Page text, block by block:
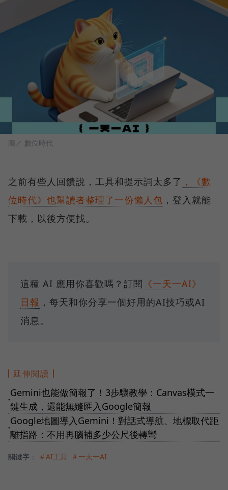
圖／ 數位時代
之前有些人回饋說，工具和提示詞太多了 ，《數
位時代》也幫讀者整理了一份懶人包 ，登入就能
下載，以後方便找。
這種 AI 應用你喜歡嗎？訂閱 《一天一AI》
日報 ，每天和你分享一個好用的AI技巧或AI
消息。
延伸閱讀
●
Gemini也能做簡報了！3步驟教學：Canvas模式一
鍵生成，還能無縫匯入Google簡報
●
Google地圖導入Gemini！對話式導航、地標取代距
離指路：不用再腦補多少公尺後轉彎
關鍵字： ＃AI工具 ＃一天一AI